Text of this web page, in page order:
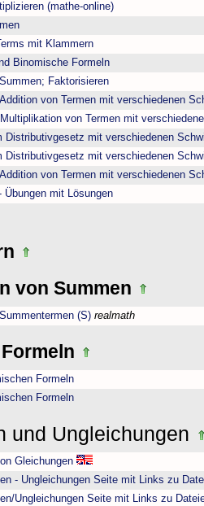
(mathe-online)
mit Klammern
Binomische Formeln
Faktorisieren
von Termen mit verschiedenen
von Termen mit
Distributivgesetz mit verschiedenen
Distributivgesetz mit verschiedenen
von Termen mit verschiedenen
Übungen mit Lösungen
von Summen
(S) realmath
Formeln
Formeln
und Ungleichungen
Gleichungen
- Ungleichungen Seite mit Links zu
Ungleichungen Seite mit Links zu